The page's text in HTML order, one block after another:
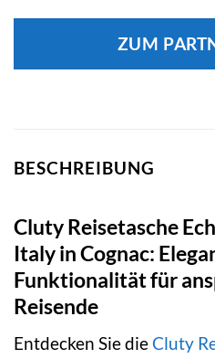
ZUM
BESCHREIBUNG
Cluty Reisetasche
Italy in Cognac:
Funktionalität für
Reisende
Entdecken Sie dieCluty